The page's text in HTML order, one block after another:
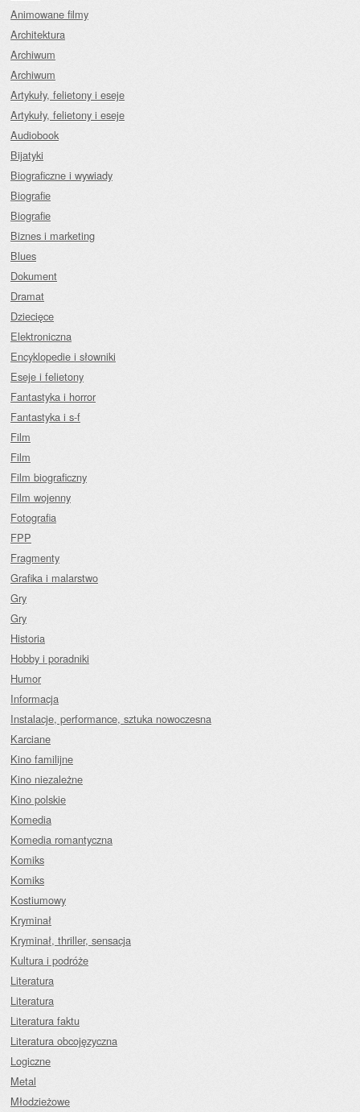
Animowane filmy
Architektura
Archiwum
Archiwum
Artykuły, felietony i eseje
Artykuły, felietony i eseje
Audiobook
Bijatyki
Biograficzne i wywiady
Biografie
Biografie
Biznes i marketing
Blues
Dokument
Dramat
Dziecięce
Elektroniczna
Encyklopedie i słowniki
Eseje i felietony
Fantastyka i horror
Fantastyka i s-f
Film
Film
Film biograficzny
Film wojenny
Fotografia
FPP
Fragmenty
Grafika i malarstwo
Gry
Gry
Historia
Hobby i poradniki
Humor
Informacja
Instalacje, performance, sztuka nowoczesna
Karciane
Kino familijne
Kino niezależne
Kino polskie
Komedia
Komedia romantyczna
Komiks
Komiks
Kostiumowy
Kryminał
Kryminał, thriller, sensacja
Kultura i podróże
Literatura
Literatura
Literatura faktu
Literatura obcojęzyczna
Logiczne
Metal
Młodzieżowe